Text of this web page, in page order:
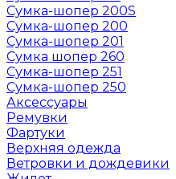
Сумка-шопер 200S
Сумка-шопер 200
Сумка-шопер 201
Сумка шопер 260
Сумка-шопер 251
Сумка-шопер 250
Аксессуары
Ремувки
Фартуки
Верхняя одежда
Ветровки и дождевики